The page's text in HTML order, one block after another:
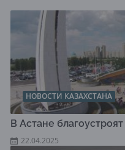
НОВОСТИ КАЗАХСТАНА
В Астане
22.04.2025